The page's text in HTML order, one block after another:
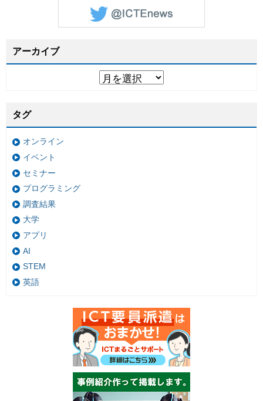
アーカイブ
タグ
オンライン
イベント
セミナー
プログラミング
調査結果
大学
アプリ
AI
STEM
英語